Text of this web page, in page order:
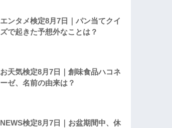
エンタメ検定8月7日｜パン当てクイ
ズで起きた予想外なことは？
お天気検定8月7日｜創味食品ハコネ
ーゼ、名前の由来は？
NEWS検定8月7日｜お盆期間中、休